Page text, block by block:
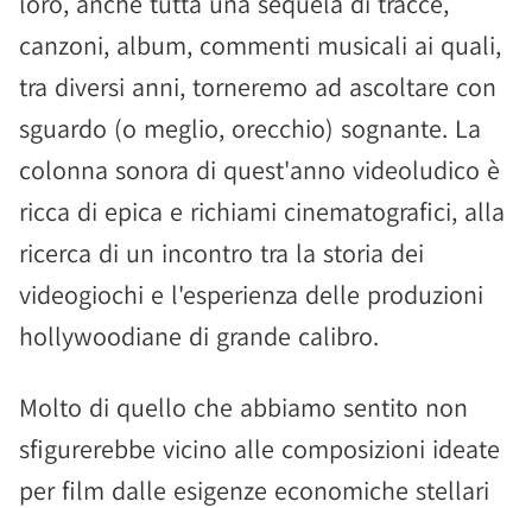
canzoni, album, commenti musicali ai quali,
tra diversi anni, torneremo ad ascoltare con
sguardo (o meglio, orecchio) sognante. La
colonna sonora di quest'anno videoludico è
ricca di epica e richiami cinematografici, alla
ricerca di un incontro tra la storia dei
videogiochi e l'esperienza delle produzioni
hollywoodiane di grande calibro.
Molto di quello che abbiamo sentito non
sfigurerebbe vicino alle composizioni ideate
per film dalle esigenze economiche stellari